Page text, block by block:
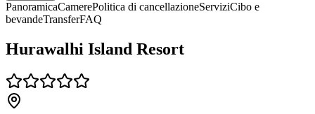
PanoramicaCamerePolitica di cancellazioneServiziCibo e
bevandeTransferFAQ
Hurawalhi Island Resort